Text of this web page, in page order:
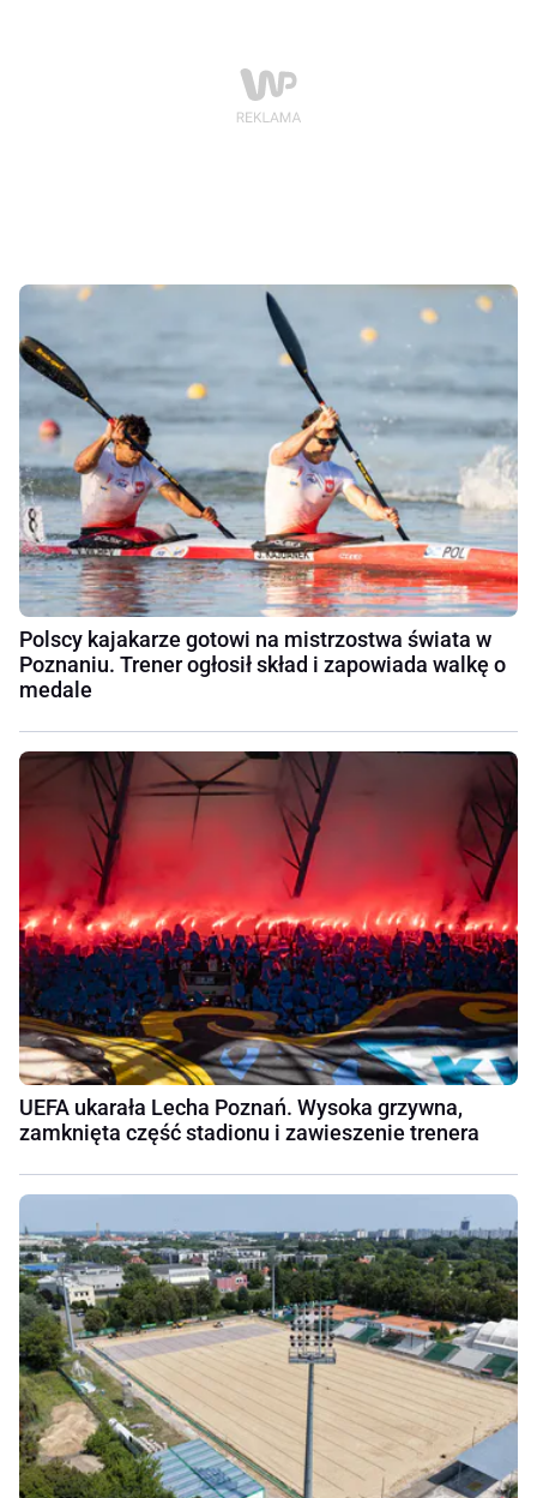
Polscy kajakarze gotowi na mistrzostwa świata w
Poznaniu. Trener ogłosił skład i zapowiada walkę o
medale
UEFA ukarała Lecha Poznań. Wysoka grzywna,
zamknięta część stadionu i zawieszenie trenera